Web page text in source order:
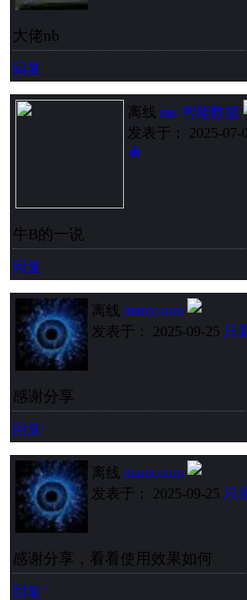
大佬nb
回复
离线 mc-智能数据
发表于： 2025-07-
者
牛B的一说
回复
离线 manicoom
发表于： 2025-09-25 只
感谢分享
回复
离线 manicoom
发表于： 2025-09-25 只
感谢分享，看看使用效果如何
回复